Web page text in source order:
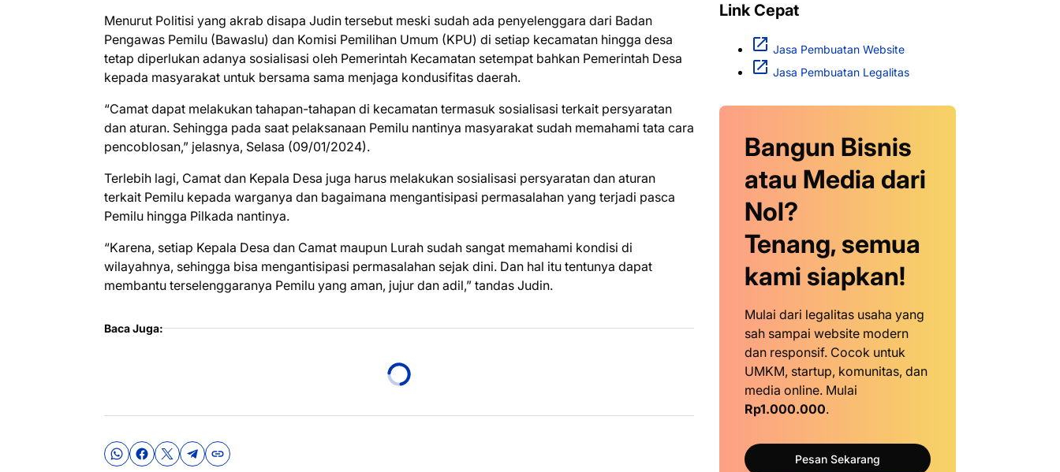
Menurut Politisi yang akrab disapa Judin tersebut meski sudah ada penyelenggara dari Badan
Pengawas Pemilu (Bawaslu) dan Komisi Pemilihan Umum (KPU) di setiap kecamatan hingga desa
tetap diperlukan adanya sosialisasi oleh Pemerintah Kecamatan setempat bahkan Pemerintah Desa
kepada masyarakat untuk bersama sama menjaga kondusifitas daerah.
“Camat dapat melakukan tahapan-tahapan di kecamatan termasuk sosialisasi terkait persyaratan
dan aturan. Sehingga pada saat pelaksanaan Pemilu nantinya masyarakat sudah memahami tata cara
pencoblosan,” jelasnya, Selasa (09/01/2024).
Terlebih lagi, Camat dan Kepala Desa juga harus melakukan sosialisasi persyaratan dan aturan
terkait Pemilu kepada warganya dan bagaimana mengantisipasi permasalahan yang terjadi pasca
Pemilu hingga Pilkada nantinya.
“Karena, setiap Kepala Desa dan Camat maupun Lurah sudah sangat memahami kondisi di
wilayahnya, sehingga bisa mengantisipasi permasalahan sejak dini. Dan hal itu tentunya dapat
membantu terselenggaranya Pemilu yang aman, jujur dan adil,” tandas Judin.
Baca Juga:
Link Cepat
Jasa Pembuatan Website
Jasa Pembuatan Legalitas
Bangun Bisnis
atau Media dari
Nol?
Tenang, semua
kami siapkan!
Mulai dari legalitas usaha yang
sah sampai website modern
dan responsif. Cocok untuk
UMKM, startup, komunitas, dan
media online. Mulai
Rp1.000.000.
Pesan Sekarang